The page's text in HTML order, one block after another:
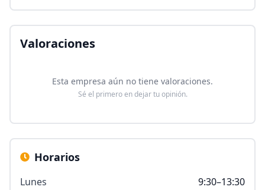
Valoraciones
Esta empresa aún no tiene valoraciones.
Sé el primero en dejar tu opinión.
Horarios
Lunes
9:30–13:30